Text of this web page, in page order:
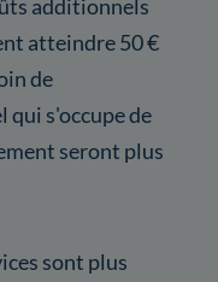
additionnels
atteindre 50 €
de
s'occupe de
seront plus
sont plus